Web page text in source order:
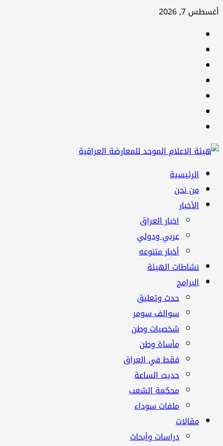
تخطي
أغسطس 7, 2026
القائمة
الرئيسية
الرئيسية
من نحن
الأخبار
اخبار العراق
عربي ودولي
أخبار متنوعه
نشاطات الهيئة
البرامج
حدث وتعليق
سوالف سومر
شخصيات وطن
مأساة وطن
فقط في العراق
حديث الساعة
محكمة الشعب
ملفات سوداء
مقالات
دراسات وأبحاث